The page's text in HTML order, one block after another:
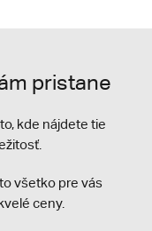
pristane
kde nájdete tie
to všetko pre vás
ceny.